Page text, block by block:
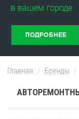
Главная Бренды